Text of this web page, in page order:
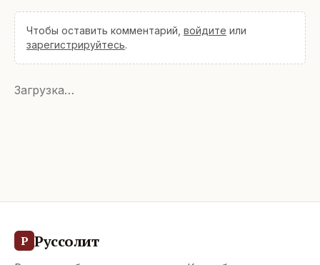
Чтобы оставить комментарий, войдите или
зарегистрируйтесь.
Загрузка…
Р Руссолит